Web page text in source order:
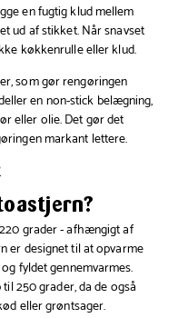
en fugtig klud mellem
ud af stikket. Når snavset
køkkenrulle eller klud.
som gør rengøringen
en non-stick belægning,
eller olie. Det gør det
markant lettere.
grader - afhængigt af
er designet til at opvarme
fyldet gennemvarmes.
250 grader, da de også
eller grøntsager.